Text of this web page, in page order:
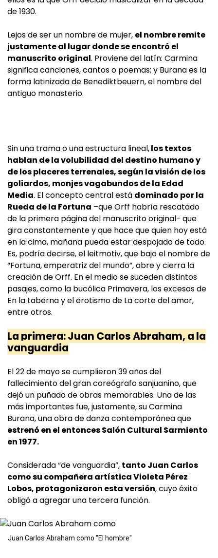
de 1930.
Lejos de ser un nombre de mujer, el nombre remite
justamente al lugar donde se encontró el
manuscrito original. Proviene del latín: Carmina
significa canciones, cantos o poemas; y Burana es la
forma latinizada de Benediktbeuern, el nombre del
antiguo monasterio.
Sin una trama o una estructura lineal,los textos
hablan de la volubilidad del destino humano y
de los placeres terrenales, según la visión de los
goliardos, monjes vagabundos de la Edad
Media. El concepto central está dominado por la
Rueda de la Fortuna –que Orff habría rescatado
de la primera página del manuscrito original- que
gira constantemente y que hace que quien hoy está
en la cima, mañana pueda estar despojado de todo.
Es, podría decirse, el leitmotiv, que bajo el nombre de
“Fortuna, emperatriz del mundo”, abre y cierra la
creación de Orff. En el medio se suceden distintos
pasajes, como la bucólica Primavera, los excesos de
En la taberna y el erotismo de La corte del amor,
entre otros.
La primera: Juan Carlos Abraham, a la
vanguardia
El 22 de mayo se cumplieron 39 años del
fallecimiento del gran coreógrafo sanjuanino, que
dejó un puñado de obras memorables. Una de las
más importantes fue, justamente, su Carmina
Burana, una obra de danza contemporánea que
estrenó en el entonces Salón Cultural Sarmiento
en 1977.
Considerada “de vanguardia”, tanto Juan Carlos
como su compañera artística Violeta Pérez
Lobos, protagonizaron esta versión, cuyo éxito
obligó a agregar una tercera función.
Juan Carlos Abraham como "El hombre"